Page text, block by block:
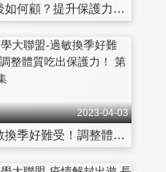
病後如何顧？提升保護力這樣補！ 第264集
2023-04-03
過敏換季好難受！調整體質吃出保護力！ 第270集